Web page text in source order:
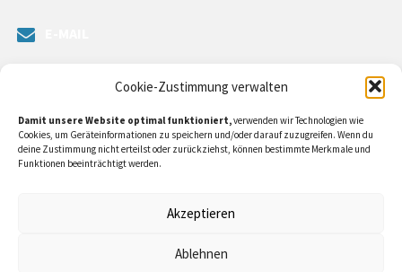
Cookie-Zustimmung verwalten
Damit unsere Website optimal funktioniert,verwenden wir Technologien wie
Cookies, um Geräteinformationen zu speichern und/oder darauf zuzugreifen. Wenn du
deine Zustimmung nicht erteilst oder zurückziehst, können bestimmte Merkmale und
Funktionen beeinträchtigt werden.
Akzeptieren
Ablehnen
kontaktieren oder direkt an unsere Bürgermeister/in schreiben.
Klicken Siehier…